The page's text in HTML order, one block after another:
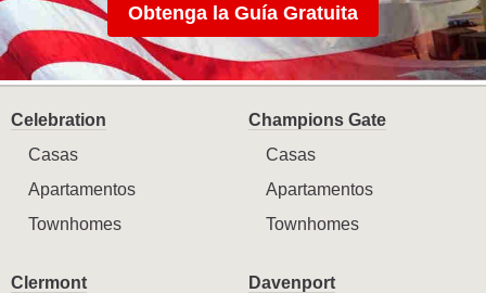
Obtenga la Guía Gratuita
Celebration
Casas
Apartamentos
Townhomes
Champions Gate
Casas
Apartamentos
Townhomes
Clermont
Davenport